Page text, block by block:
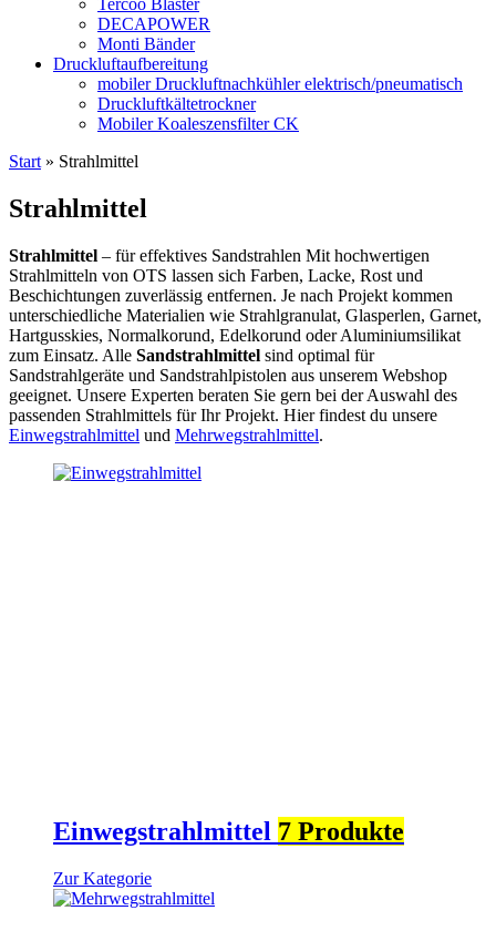
DECAPOWER
Monti Bänder
Druckluftaufbereitung
mobiler Druckluftnachkühler elektrisch/pneumatisch
Druckluftkältetrockner
Mobiler Koaleszensfilter CK
Start » Strahlmittel
Strahlmittel
Strahlmittel – für effektives Sandstrahlen Mit hochwertigen
Strahlmitteln von OTS lassen sich Farben, Lacke, Rost und
Beschichtungen zuverlässig entfernen. Je nach Projekt kommen
unterschiedliche Materialien wie Strahlgranulat, Glasperlen, Garnet,
Hartgusskies, Normalkorund, Edelkorund oder Aluminiumsilikat
zum Einsatz. Alle Sandstrahlmittel sind optimal für
Sandstrahlgeräte und Sandstrahlpistolen aus unserem Webshop
geeignet. Unsere Experten beraten Sie gern bei der Auswahl des
passenden Strahlmittels für Ihr Projekt. Hier findest du unsere
Einwegstrahlmittel und Mehrwegstrahlmittel.
Einwegstrahlmittel 7 Produkte
Zur Kategorie